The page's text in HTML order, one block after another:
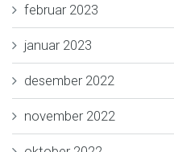
februar 2023
januar 2023
desember 2022
november 2022